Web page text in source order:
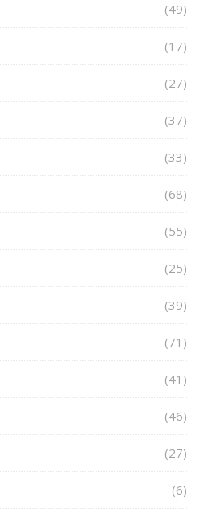
(49)
(17)
(27)
(37)
(33)
(68)
(55)
(25)
(39)
(71)
(41)
(46)
(27)
(6)